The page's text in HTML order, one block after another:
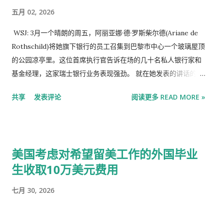
益率...
这之前，最主要的几场战役本质上来讲都是本森特在主导。 2012
年当时我从北京去香港约朋友们吃饭的饭局上，当时斯索罗斯基
金在香港办公室跟我说，本森特从这儿去了日本。我说OK。我经
常说一句话“站在巨人的肩膀上看问题。” 当然你知道，网民们最
可怕的地方是巴菲特“SB”、索罗斯“SB”，我最“牛逼”。你要记
巴菲特第一次去是2011年，我们正在讲福岛核电站泄漏，核废水
本正在发生变化，日本的利率结构都会随之变化的，当然包括日
本的证券市场。今年日本股市终于走出这35年了，创下...
五月 02, 2026
WSJ: 3月一个晴朗的周五，阿丽亚娜·德·罗斯柴尔德(Ariane de
Rothschild)将她旗下银行的员工召集到巴黎市中心一个玻璃屋顶
的公园凉亭里。这位首席执行官告诉在场的几十名私人银行家和
基金经理，这家瑞士银行业务表现强劲。 就在她发表的讲话的时
室。警方奉命搜查该处房产，以调查一名前外交官。此人曾就职
关系网置于严厉的聚光灯下，其中就包括像阿丽亚娜这样有影响
力的人物——她通过嫁入罗斯柴尔德家族成为了一名拥有亿万身
屿，就复杂的家庭关系向他寻求建议，并指示旗下银行向其支付
共享 发表评论 阅读更多 READ MORE »
美国考虑对希望留美工作的外国毕业
生收取10万美元费用
七月 30, 2026